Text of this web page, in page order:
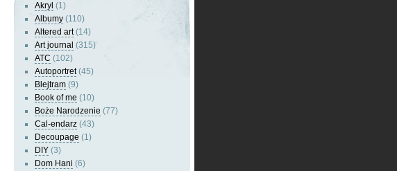
Akryl (1)
Albumy (110)
Altered art(14)
Art journal (315)
ATC (102)
Autoportret(45)
Blejtram (9)
Book of me (10)
Boże Narodzenie (77)
Cal-endarz (43)
Decoupage (1)
DIY (3)
Dom Hani (6)